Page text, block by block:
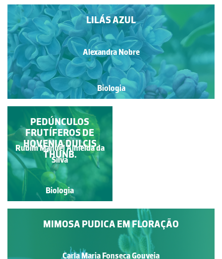
LILÁS AZUL
Alexandra Nobre
Biologia
LILÁS BRANCO
Alexandra Nobre
Biologia
MIMOSA PUDICA EM FLORAÇÃO
Carla Maria Fonseca Gouveia
PEDÚNCULOS
FRUTÍFEROS DE
HOVENIA DULCIS
THUNB.
Rubim Manuel Almeida da
Silva
Biologia